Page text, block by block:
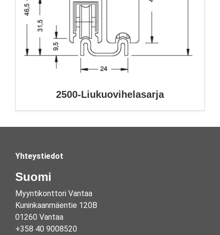
2500-Liukuovihelasarja
Yhteystiedot
Suomi
Myyntikonttori Vantaa
Kuninkaanmäentie 120B
01260 Vantaa
+358 40 9008520